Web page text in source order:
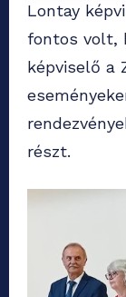
Lontay
fontos volt,
képviselő a
részt.